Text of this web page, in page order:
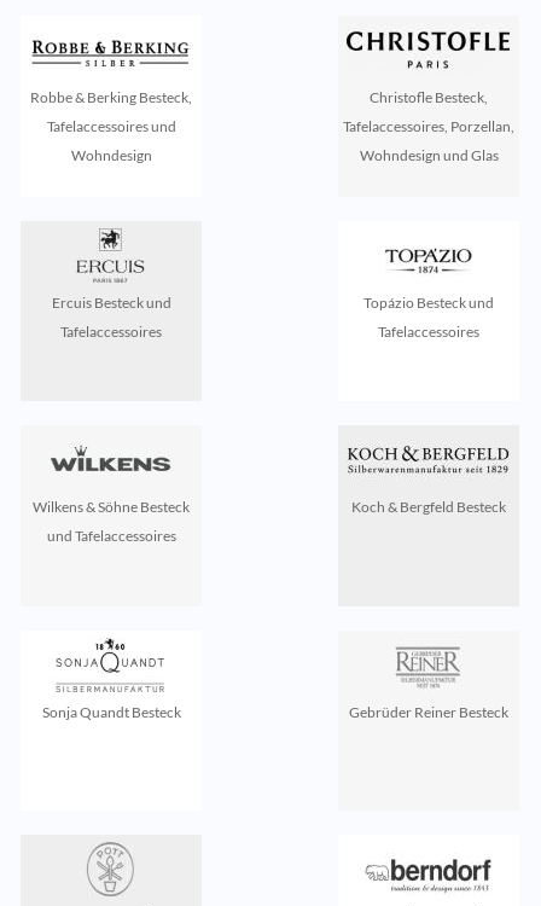
Robbe & Berking Besteck,
Tafelaccessoires und
Wohndesign
Christofle Besteck,
Tafelaccessoires, Porzellan,
Wohndesign und Glas
Ercuis Besteck und
Tafelaccessoires
Topázio Besteck und
Tafelaccessoires
Wilkens & Söhne Besteck
und Tafelaccessoires
Koch & Bergfeld Besteck
Sonja Quandt Besteck Gebrüder Reiner Besteck